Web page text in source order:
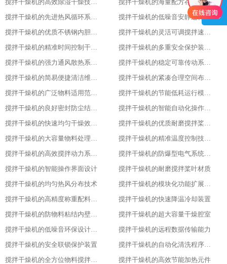
搅拌干燥机的高效除湿干燥技术应用
搅拌干燥机的海量配方存储管理能力
搅拌干燥机的先进热风循环系统设计
搅拌干燥机的低噪音安静运行表现特色
搅拌干燥机的优质不锈钢内胆材质优势
搅拌干燥机的灵活可调搅拌速度功能
搅拌干燥机的精准时间控制干燥策略
搅拌干燥机的多重安全保护装置配置
搅拌干燥机的强力通风散热系统功能
搅拌干燥机的稳定可靠传动系统性能
搅拌干燥机的简易便捷清洁维护方式
搅拌干燥机的紧凑合理空间布局设计
搅拌干燥机的广泛物料适用范围表现
搅拌干燥机的节能低耗运行模式特点
搅拌干燥机的良好密封防尘结构设计
搅拌干燥机的智能自动化操作流程设计
搅拌干燥机的快速均匀干燥效果呈现
搅拌干燥机的优质耐磨搅拌桨叶材质
搅拌干燥机的大容量物料处理能力优势
搅拌干燥机的精准温度控制技术亮点
搅拌干燥机的高效搅拌动力系统特性
搅拌干燥机的防爆型电气系统配置
搅拌干燥机的智能操作界面设计
搅拌干燥机的耐磨搅拌桨叶材质
搅拌干燥机的均匀热风分布技术
搅拌干燥机的模块化功能扩展设计
搅拌干燥机的高精度称重配料系统
搅拌干燥机的快速降温冷却装置
搅拌干燥机的防物料粘结内壁处理
搅拌干燥机的超大容量干燥腔室
搅拌干燥机的低噪音环保设计理念
搅拌干燥机的远程数据传输能力
搅拌干燥机的安全联锁保护装置
搅拌干燥机的自动化清洗程序设置
搅拌干燥机的全方位物料搅拌效果
搅拌干燥机的高效节能加热元件